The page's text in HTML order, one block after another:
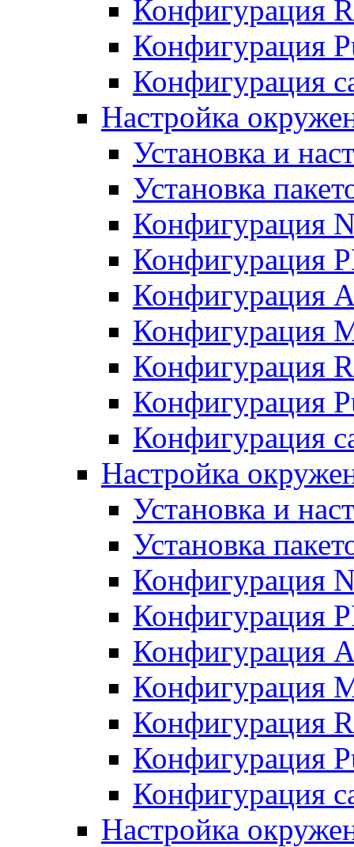
Конфигурация
Конфигурация
Конфигурация
Настройка
Установка и
Установка
Конфигурация
Конфигурация
Конфигурация
Конфигурация
Конфигурация
Конфигурация
Конфигурация
Настройка
Установка и
Установка
Конфигурация
Конфигурация
Конфигурация
Конфигурация
Конфигурация
Конфигурация
Конфигурация
Настройка